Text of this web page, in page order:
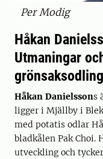
Per Modig
Håkan
Utmaningar
Håkan Danielssons
ligger i Mjällby i
med potatis odlar
bladkålen Pak Choi.
utveckling och